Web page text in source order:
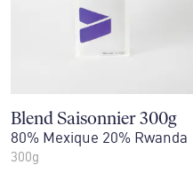
Blend Saisonnier 300g
80% Mexique 20% Rwanda
300g